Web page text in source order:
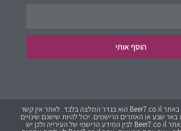
הוסף אותי
כל המידע אשר מופיע באתר Beer7.co.il הוא בגדר המלצה בלבד. לאתר אין קשר
שבע או האתרים הרישמים. יכול להיות שישנם שינויים
בין המידע שמופיע באתר Beer7.co.il לבין המידע הרישמי של העירייה ולכן יש